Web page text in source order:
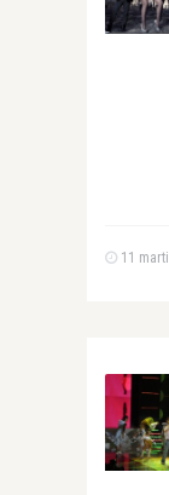
11